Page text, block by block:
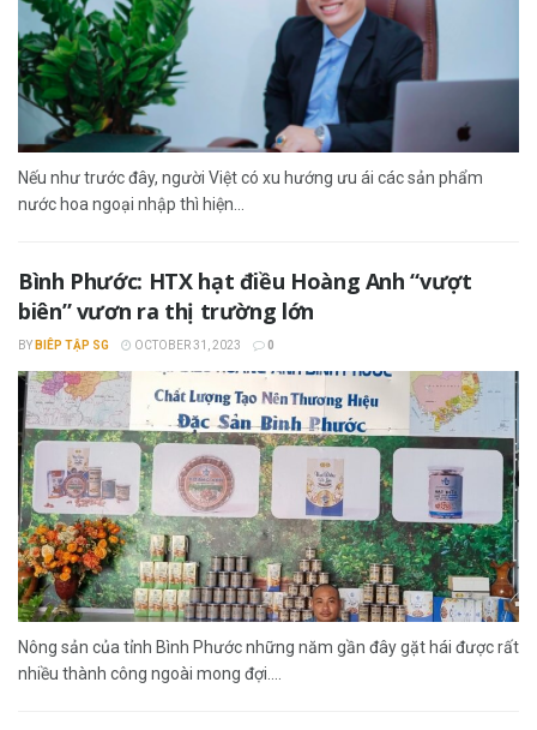
Nếu như trước đây, người Việt có xu hướng ưu ái các sản phẩm
nước hoa ngoại nhập thì hiện...
Bình Phước: HTX hạt điều Hoàng Anh “vượt
biên” vươn ra thị trường lớn
BY BIÊP TẬP SG OCTOBER 31, 2023 0
Nông sản của tỉnh Bình Phước những năm gần đây gặt hái được rất
nhiều thành công ngoài mong đợi....